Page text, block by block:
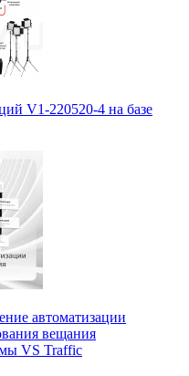
V1-220520-4 на базе
автоматизации
вещания
VS Traffic